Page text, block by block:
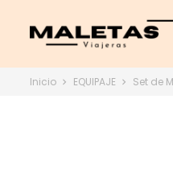
Inicio EQUIPAJE Set de